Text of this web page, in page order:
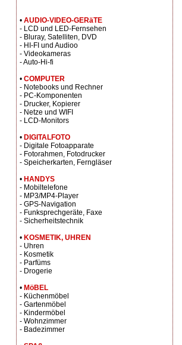
• AUDIO-VIDEO-GERäTE
- LCD und LED-Fernsehen
- Bluray, Satelliten, DVD
- HI-FI und Audioo
- Videokameras
- Auto-Hi-fi
• COMPUTER
- Notebooks und Rechner
- PC-Komponenten
- Drucker, Kopierer
- Netze und WIFI
- LCD-Monitors
• DIGITALFOTO
- Digitale Fotoapparate
- Fotorahmen, Fotodrucker
- Speicherkarten, Ferngläser
• HANDYS
- Mobiltelefone
- MP3/MP4-Player
- GPS-Navigation
- Funksprechgeräte, Faxe
- Sicherheitstechnik
• KOSMETIK, UHREN
- Uhren
- Kosmetik
- Parfüms
- Drogerie
• MöBEL
- Küchenmöbel
- Gartenmöbel
- Kindermöbel
- Wohnzimmer
- Badezimmer